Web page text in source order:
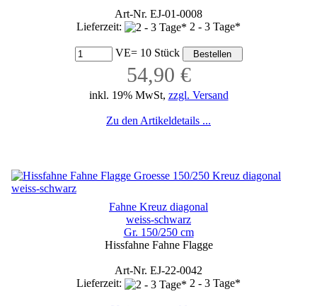
Art-Nr. EJ-01-0008
Lieferzeit:
2 - 3 Tage*
VE= 10 Stück
54,90 €
inkl. 19% MwSt, zzgl. Versand
Zu den Artikeldetails ...
Fahne Kreuz diagonal
weiss-schwarz
Gr. 150/250 cm
Hissfahne Fahne Flagge
Art-Nr. EJ-22-0042
Lieferzeit:
2 - 3 Tage*